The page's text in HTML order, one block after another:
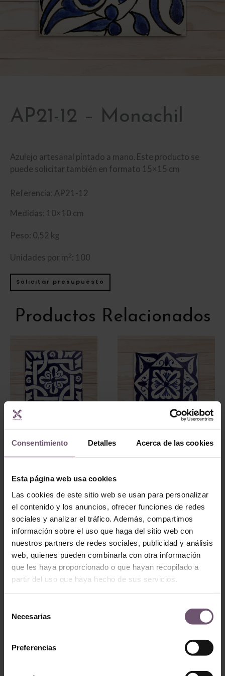
Consentimiento Detalles Acerca de las cookies
Esta página web usa cookies
Las cookies de este sitio web se usan para personalizar
el contenido y los anuncios, ofrecer funciones de redes
sociales y analizar el tráfico. Además, compartimos
información sobre el uso que haga del sitio web con
nuestros partners de redes sociales, publicidad y análisis
web, quienes pueden combinarla con otra información
que les haya proporcionado o que hayan recopilado a
partir del uso que haya hecho de sus servicios.
Necesarias
Preferencias
AP21-12 – Monachil
Azulejo artesanal pintado a mano. Este producto se
puede solicitar también en formato 15×15 cm
Referencia: AP21-12
Medidas: 10×10 cm
Peso: 0,52 kg
Unidades por m 2: 100
Solicitar presupuesto
Productos Relacionados
Azulejos pintados a
mano
LEER MÁS
mano
Azulejos pintados a
AP31-14 –
AP21-11 – Bugéjar